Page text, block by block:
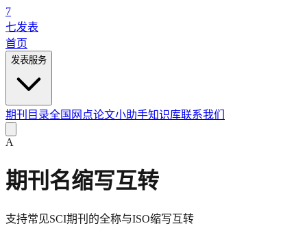
7
七发表
首页
发表服务
期刊目录全国网点论文小助手知识库联系我们
A
期刊名缩写互转
支持常见SCI期刊的全称与ISO缩写互转